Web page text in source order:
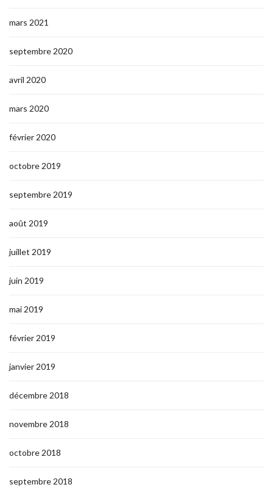
mars 2021
septembre 2020
avril 2020
mars 2020
février 2020
octobre 2019
septembre 2019
août 2019
juillet 2019
juin 2019
mai 2019
février 2019
janvier 2019
décembre 2018
novembre 2018
octobre 2018
septembre 2018